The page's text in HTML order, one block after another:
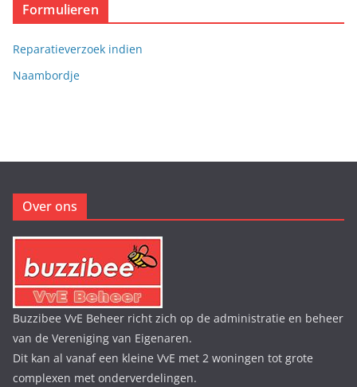
Formulieren
Reparatieverzoek indien
Naambordje
Over ons
Buzzibee VvE Beheer richt zich op de administratie en beheer
van de Vereniging van Eigenaren.
Dit kan al vanaf een kleine VvE met 2 woningen tot grote
complexen met onderverdelingen.